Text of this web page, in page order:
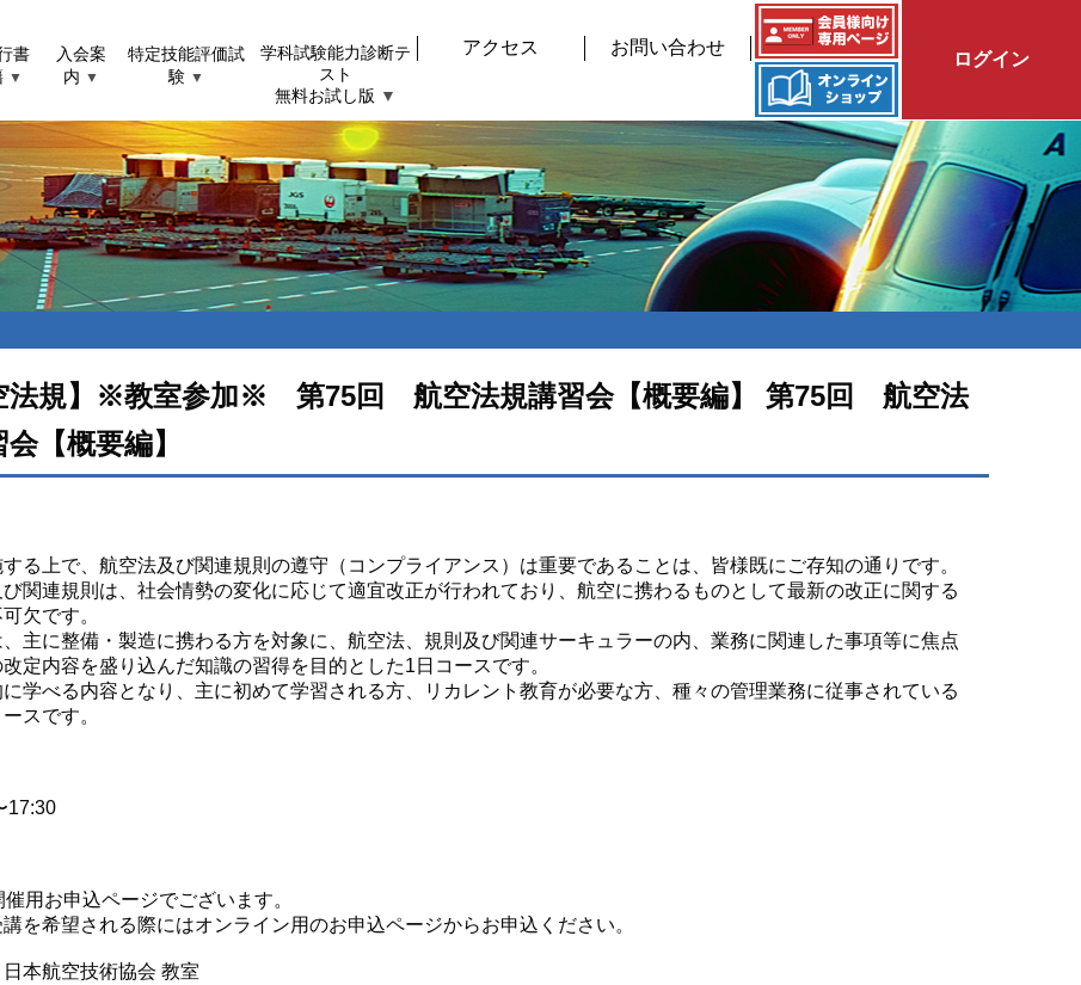
書
▼
入会案
内 ▼
特定技能評価試
験 ▼
学科試験能力診断テ
スト
無料お試し版 ▼
アクセス お問い合わせ
ログイン
法規】※教室参加※ 第75回 航空法規講習会【概要編】 第75回 航空法
【概要編】
る上で、航空法及び関連規則の遵守（コンプライアンス）は重要であることは、皆様既にご存知の通りです。
関連規則は、社会情勢の変化に応じて適宜改正が行われており、航空に携わるものとして最新の改正に関する
欠です。
主に整備・製造に携わる方を対象に、航空法、規則及び関連サーキュラーの内、業務に関連した事項等に焦点
定内容を盛り込んだ知識の習得を目的とした1日コースです。
学べる内容となり、主に初めて学習される方、リカレント教育が必要な方、種々の管理業務に従事されている
スです。
17:30
用お申込ページでございます。
を希望される際にはオンライン用のお申込ページからお申込ください。
本航空技術協会 教室